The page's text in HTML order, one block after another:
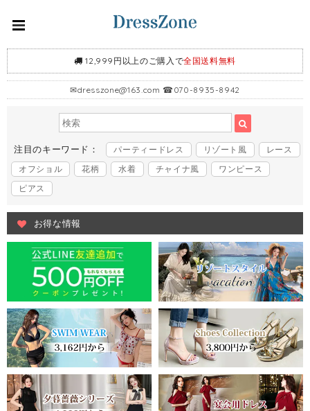
12,999円以上のご購入で全国送料無料
✉dresszone@163.com ☎070-8935-8942
注目のキーワード： パーティードレス リゾート風
レース
オフショル
花柄 水着 チャイナ風
ワンピース
ピアス
お得な情報